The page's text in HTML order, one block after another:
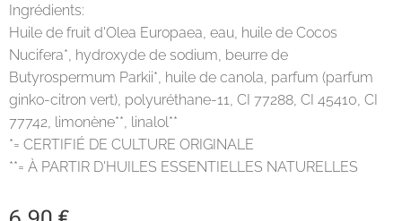
Ingrédients:
Huile de fruit d'Olea Europaea, eau, huile de Cocos
Nucifera*, hydroxyde de sodium, beurre de
Butyrospermum Parkii*, huile de canola, parfum (parfum
ginko-citron vert), polyuréthane-11, CI 77288, CI 45410, CI
77742, limonène**, linalol**
*= CERTIFIÉ DE CULTURE ORIGINALE
**= À PARTIR D'HUILES ESSENTIELLES NATURELLES